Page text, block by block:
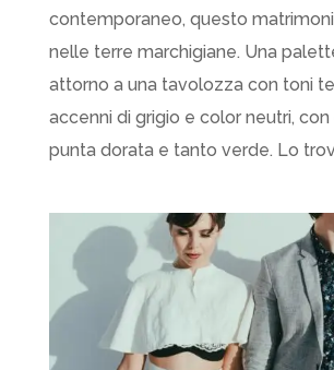
contemporaneo, questo
nelle terre marchigiane. Una
attorno a una tavolozza con toni
accenni di grigio e color neutri,
punta dorata e tanto verde. Lo